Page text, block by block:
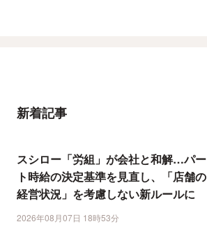
新着記事
スシロー「労組」が会社と和解…パー
ト時給の決定基準を見直し、「店舗の
経営状況」を考慮しない新ルールに
2026年08月07日 18時53分